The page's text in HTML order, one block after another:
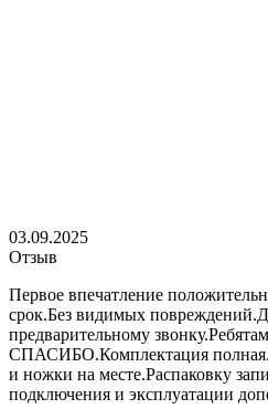
03.09.2025
Отзыв
Первое впечатление
срок.Без видимых
предварительному
СПАСИБО.Комплектация
и ножки на месте.Распаковку
подключения и эксплуатации